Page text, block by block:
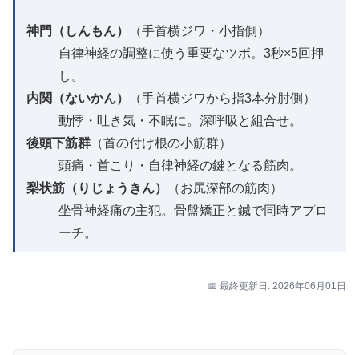
神門（しんもん）
（手首横ジワ・小指側）
自律神経の調整に使う重要なツボ。3秒×5回押
し。
内関（ないかん）
（手首横ジワから指3本分肘側）
動悸・吐き気・不眠に。深呼吸と組合せ。
後頭下筋群 （首の付け根の小筋群）
頭痛・首こり・自律神経の鍵となる筋肉。
梨状筋（りじょうきん）
（お尻深部の筋肉）
坐骨神経痛の主犯。骨盤矯正と鍼で同時アプロ
ーチ。
📅 最終更新日: 2026年06月01日